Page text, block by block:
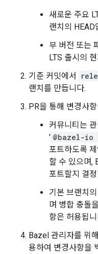
새로운 주요
랜치의 HEAD
부 버전 또는
LTS 출시의
기준 커밋에서
랜치를 만듭니다.
PR을 통해 변경사
커뮤니티는
' @bazel-
포트하도록
할 수 있으며,
포트할지 결
기본 브랜치
며 병합 충돌
항은 허용됩니
Bazel 관리자를 위
용하여 변경사항을